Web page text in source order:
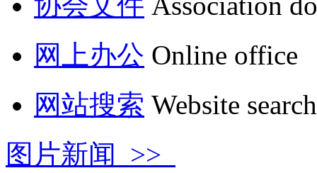
网上办公 Online office
网站搜索 Website search
图片新闻 >>